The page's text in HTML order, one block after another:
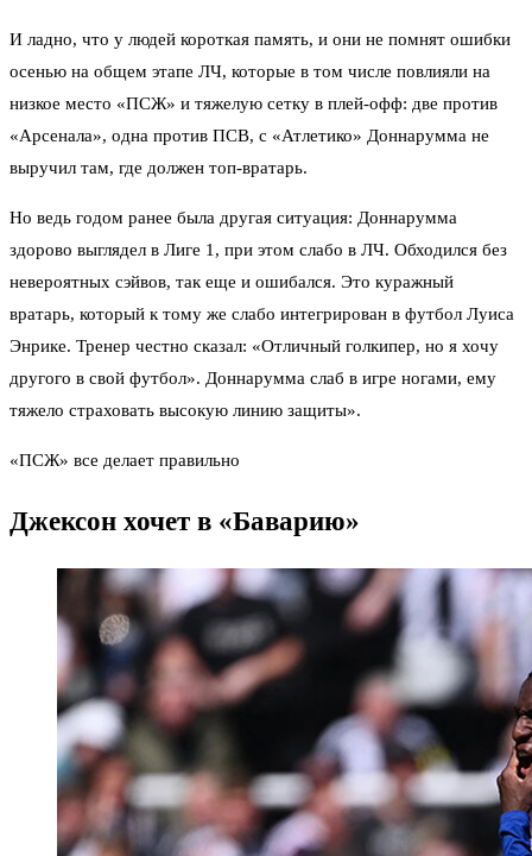
И ладно, что у людей короткая память, и они не помнят ошибки
осенью на общем этапе ЛЧ, которые в том числе повлияли на
низкое место «ПСЖ» и тяжелую сетку в плей-офф: две против
«Арсенала», одна против ПСВ, с «Атлетико» Доннарумма не
выручил там, где должен топ-вратарь.
Но ведь годом ранее была другая ситуация: Доннарумма
здорово выглядел в Лиге 1, при этом слабо в ЛЧ. Обходился без
невероятных сэйвов, так еще и ошибался. Это куражный
вратарь, который к тому же слабо интегрирован в футбол Луиса
Энрике. Тренер честно сказал: «Отличный голкипер, но я хочу
другого в свой футбол». Доннарумма слаб в игре ногами, ему
тяжело страховать высокую линию защиты».
«ПСЖ» все делает правильно
Джексон хочет в «Баварию»